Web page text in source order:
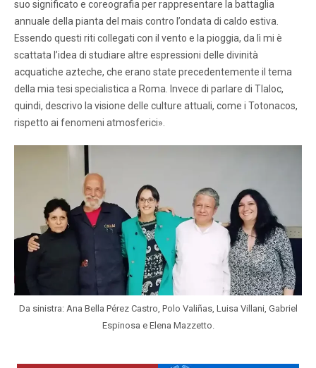
suo significato e coreografia per rappresentare la battaglia
annuale della pianta del mais contro l’ondata di caldo estiva.
Essendo questi riti collegati con il vento e la pioggia, da lì mi è
scattata l’idea di studiare altre espressioni delle divinità
acquatiche azteche, che erano state precedentemente il tema
della mia tesi specialistica a Roma. Invece di parlare di Tlaloc,
quindi, descrivo la visione delle culture attuali, come i Totonacos,
rispetto ai fenomeni atmosferici».
Da sinistra: Ana Bella Pérez Castro, Polo Valiñas, Luisa Villani, Gabriel
Espinosa e Elena Mazzetto.